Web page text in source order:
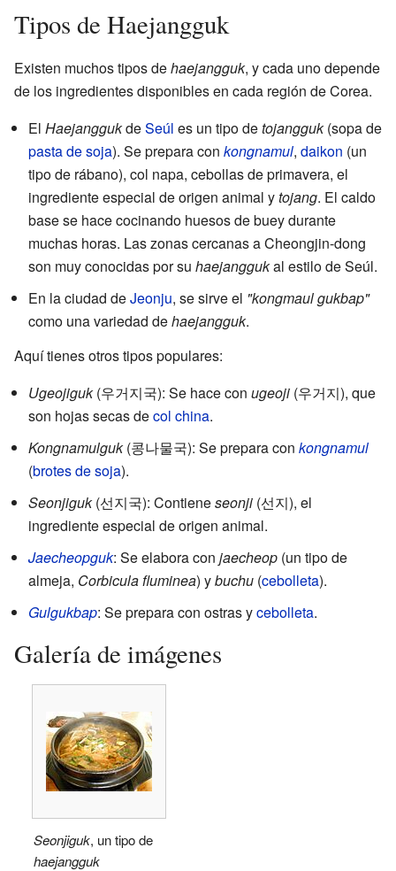
Tipos de Haejangguk
Existen muchos tipos dehaejangguk, y cada uno depende
de los ingredientes disponibles en cada región de Corea.
El HaejanggukdeSeúl es un tipo detojangguk(sopa de
pasta de soja). Se prepara con kongnamul, daikon (un
tipo de rábano), col napa, cebollas de primavera, el
ingrediente especial de origen animal ytojang. El caldo
base se hace cocinando huesos de buey durante
muchas horas. Las zonas cercanas a Cheongjin-dong
son muy conocidas por su haejanggukal estilo de Seúl.
En la ciudad deJeonju, se sirve el "kongmaul gukbap"
como una variedad dehaejangguk.
Aquí tienes otros tipos populares:
Ugeojiguk(우거지국): Se hace con ugeoji (우거지), que
son hojas secas decol china.
Kongnamulguk(콩나물국): Se prepara con kongnamul
(brotes de soja).
Seonjiguk(선지국): Contieneseonji (선지), el
ingrediente especial de origen animal.
Jaecheopguk: Se elabora con jaecheop (un tipo de
almeja, Corbicula fluminea) ybuchu (cebolleta).
Gulgukbap: Se prepara con ostras ycebolleta.
Galería de imágenes
Seonjiguk, un tipo de
haejangguk